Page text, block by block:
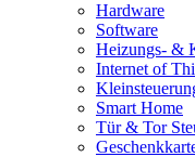
Hardware
Software
Heizungs- &
Internet of
Smart Home
Tür & Tor